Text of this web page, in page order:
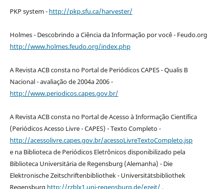
PKP system - http://pkp.sfu.ca/harvester/
Holmes - Descobrindo a Ciência da Informação por você - Feudo.org
http://www.holmes.feudo.org/index.php
A Revista ACB consta no Portal de Periódicos CAPES - Qualis B
Nacional - avaliação de 2004a 2006 -
http://www.periodicos.capes.gov.br/
A Revista ACB consta no Portal de Acesso à Informação Científica
(Periódicos Acesso Livre - CAPES) - Texto Completo -
http://acessolivre.capes.gov.br/acessoLivreTextoCompleto.jsp
e na Biblioteca de Periódicos Eletrônicos disponibilizado pela
Biblioteca Universitária de Regensburg (Alemanha) - Die
Elektronische Zeitschriftenbibliothek - Universitätsbibliothek
Regensburg http://rzblx1.uni-regensburg.de/ezeit/ .